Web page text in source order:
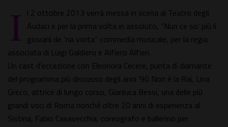
I l 2 ottobre 2013 verrà messa in scena al Teatro degli
Audaci e per la prima volta in assoluto, “Nun ce so’ più li
giovani de ‘na vorta” commedia musicale, per la regia
associata di Luigi Galdiero e Alfiero Alfieri.
Un cast d’eccezione con Eleonora Cecere, punta di diamante
del programma più discusso degli anni ’90 Non è la Rai, Lina
Greco, attrice di lungo corso, Gianluca Bessi, una delle più
grandi voci di Roma nonché oltre 20 anni di esperienza al
Sistina, Fabio Casavecchia, coreografo e ballerino per